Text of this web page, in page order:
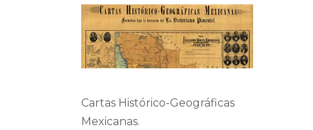
Cartas Histórico-Geográficas
Mexicanas.